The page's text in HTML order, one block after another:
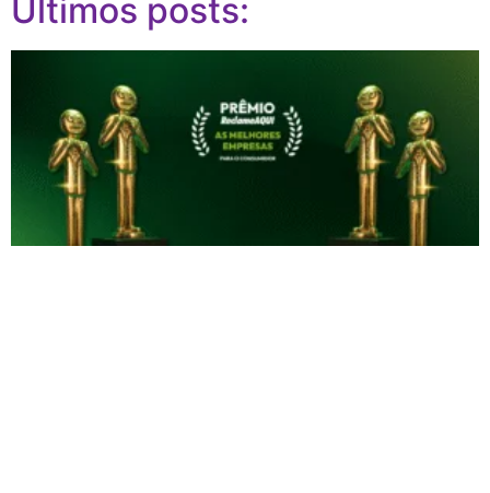
Últimos posts: